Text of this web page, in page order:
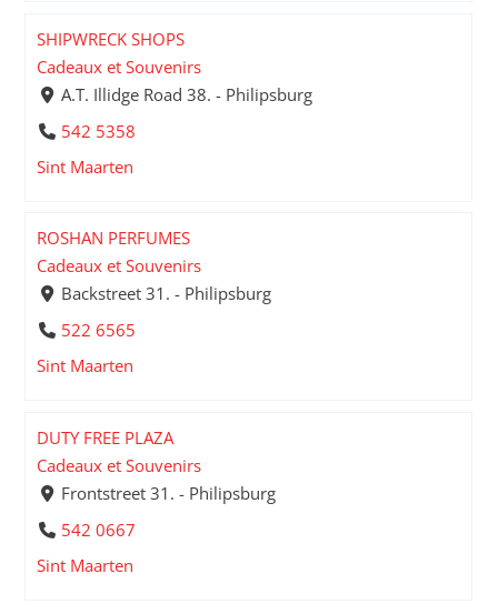
SHIPWRECK SHOPS
Cadeaux et Souvenirs
A.T. Illidge Road 38. - Philipsburg
542 5358
Sint Maarten
ROSHAN PERFUMES
Cadeaux et Souvenirs
Backstreet 31. - Philipsburg
522 6565
Sint Maarten
DUTY FREE PLAZA
Cadeaux et Souvenirs
Frontstreet 31. - Philipsburg
542 0667
Sint Maarten